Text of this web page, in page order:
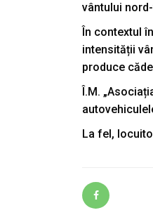
vântului
În contextul
intensității
produce
Î.M.
La fel,